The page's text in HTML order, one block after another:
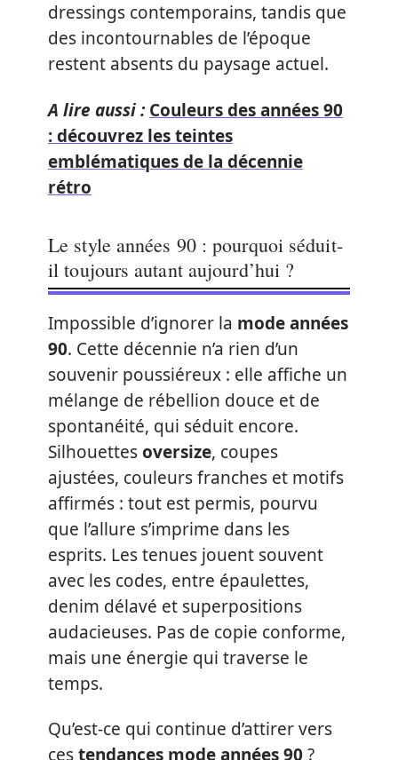
dressings contemporains, tandis que
des incontournables de l’époque
restent absents du paysage actuel.
A lire aussi : Couleurs des années 90
: découvrez les teintes
emblématiques de la décennie
rétro
Le style années 90 : pourquoi séduit-
il toujours autant aujourd’hui ?
Impossible d’ignorer la mode années
90. Cette décennie n’a rien d’un
souvenir poussiéreux : elle affiche un
mélange de rébellion douce et de
spontanéité, qui séduit encore.
Silhouettesoversize, coupes
ajustées, couleurs franches et motifs
affirmés : tout est permis, pourvu
que l’allure s’imprime dans les
esprits. Les tenues jouent souvent
avec les codes, entre épaulettes,
denim délavé et superpositions
audacieuses. Pas de copie conforme,
mais une énergie qui traverse le
temps.
Qu’est-ce qui continue d’attirer vers
cestendances mode années 90?